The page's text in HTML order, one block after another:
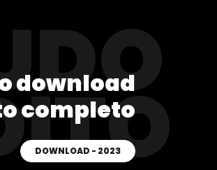
download
completo
DOWNLOAD - 2023